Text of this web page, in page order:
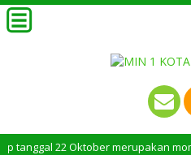
22 Oktober merupakan momen